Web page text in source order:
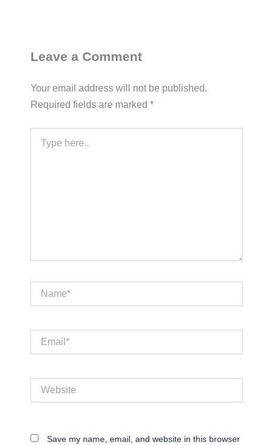
Leave a Comment
Your email address will not be published.
Required fields are marked *
here..
Save my name, email, and website in this browser